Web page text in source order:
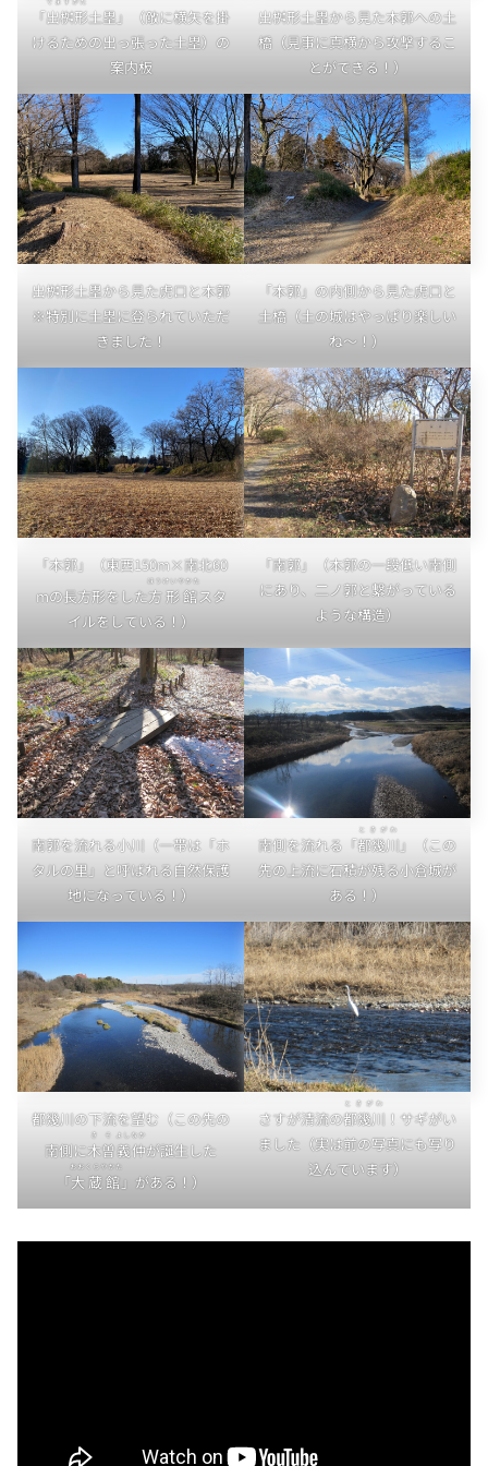
「出桝形土塁」（敵に横矢を掛
けるための出っ張った土塁）の
案内板
出桝形土塁から見た本郭への土
橋（見事に真横から攻撃するこ
とができる！）
出桝形土塁から見た虎口と本郭
※特別に土塁に登られていただ
きました！
「本郭」の内側から見た虎口と
土橋（土の城はやっぱり楽しい
ね〜！）
「本郭」（東西150m×南北60
mの長方形をした方形館
ほうけいやかた
スタ
イルをしている！）
「南郭」（本郭の一段低い南側
にあり、二ノ郭と繋がっている
ような構造）
南郭を流れる小川（一帯は「ホ
タルの里」と呼ばれる自然保護
地になっている！）
南側を流れる「都幾川
ときがわ
」（この
先の上流に石積が残る小倉城が
ある！）
都幾川の下流を望む（この先の
南側に木曽
きそ
義仲
よしなか
が誕生した
「大蔵館
おおくらやかた
」がある！）
さすが清流の都幾川
ときがわ
！サギがい
ました（実は前の写真にも写り
込んでいます）